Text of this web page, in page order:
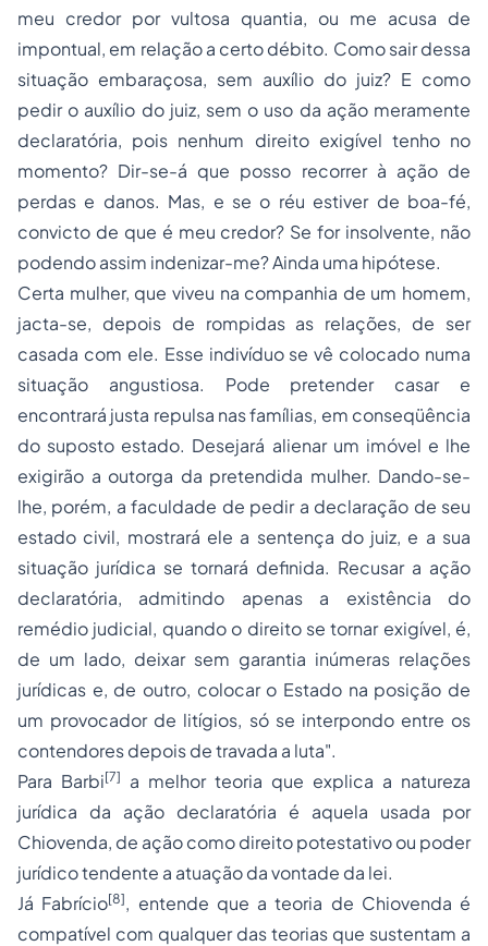
meu credor por vultosa quantia, ou me acusa de
impontual, em relação a certo débito. Como sair dessa
situação embaraçosa, sem auxílio do juiz? E como
pedir o auxílio do juiz, sem o uso da ação meramente
declaratória, pois nenhum direito exigível tenho no
momento? Dir-se-á que posso recorrer à ação de
perdas e danos. Mas, e se o réu estiver de boa-fé,
convicto de que é meu credor? Se for insolvente, não
podendo assim indenizar-me? Ainda uma hipótese.
Certa mulher, que viveu na companhia de um homem,
jacta-se, depois de rompidas as relações, de ser
casada com ele. Esse indivíduo se vê colocado numa
situação angustiosa. Pode pretender casar e
encontrará justa repulsa nas famílias, em conseqüência
do suposto estado. Desejará alienar um imóvel e lhe
exigirão a outorga da pretendida mulher. Dando-se-
lhe, porém, a faculdade de pedir a declaração de seu
estado civil, mostrará ele a sentença do juiz, e a sua
situação jurídica se tornará definida. Recusar a ação
declaratória, admitindo apenas a existência do
remédio judicial, quando o direito se tornar exigível, é,
de um lado, deixar sem garantia inúmeras relações
jurídicas e, de outro, colocar o Estado na posição de
um provocador de litígios, só se interpondo entre os
contendores depois de travada a luta".
Para Barbi[7]
a melhor teoria que explica a natureza
jurídica da ação declaratória é aquela usada por
Chiovenda, de ação como direito potestativo ou poder
jurídico tendente a atuação da vontade da lei.
Já Fabrício[8], entende que a teoria de Chiovenda é
compatível com qualquer das teorias que sustentam a